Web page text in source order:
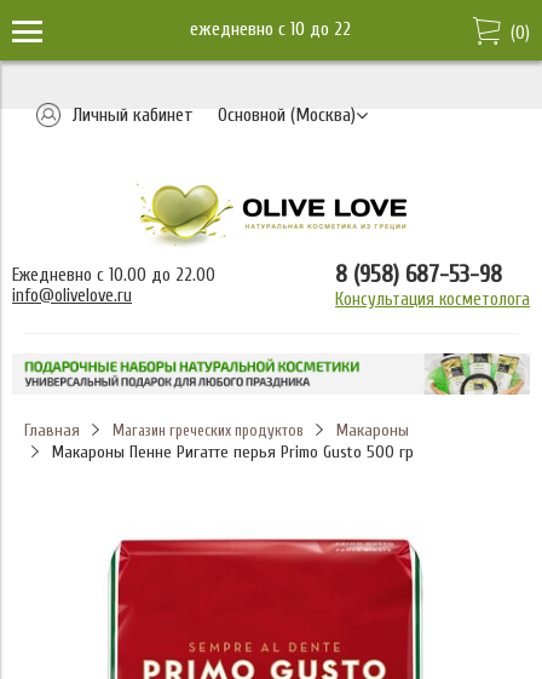
ежедневно c 10 до 22 (0)
Личный кабинет Основной (Москва)
Ежедневно с 10.00 до 22.00
info@olivelove.ru
8 (958) 687-53-98
Консультация косметолога
Главная Магазин греческих продуктов
Макароны
Макароны Пенне Ригатте перья Primo Gusto 500 гр